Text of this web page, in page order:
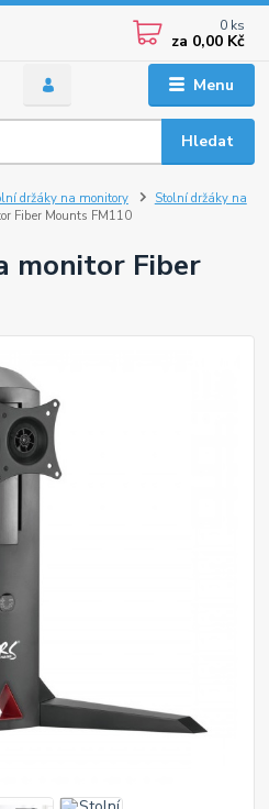
Menu
Hledat
0 ks
za 0,00 Kč
držáky na monitory
Stolní držáky na
Fiber Mounts FM110
monitor Fiber